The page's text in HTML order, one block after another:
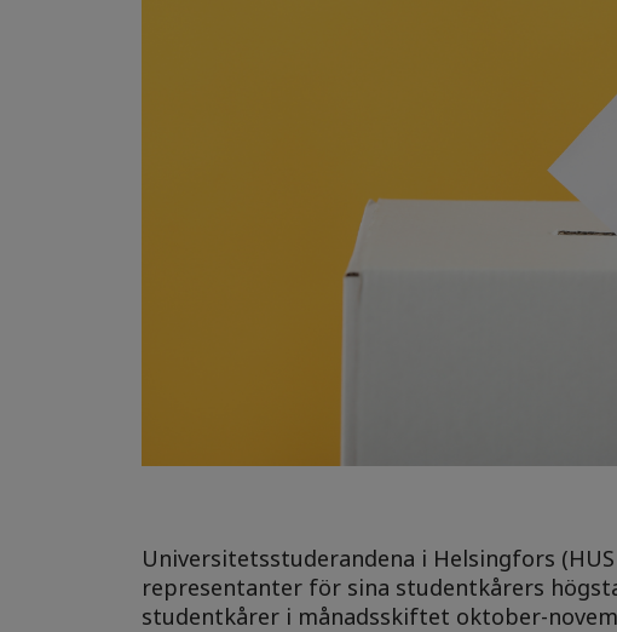
Universitetsstuderandena i Helsingfors
representanter för sina studentkårers
studentkårer i månadsskiftet oktober-